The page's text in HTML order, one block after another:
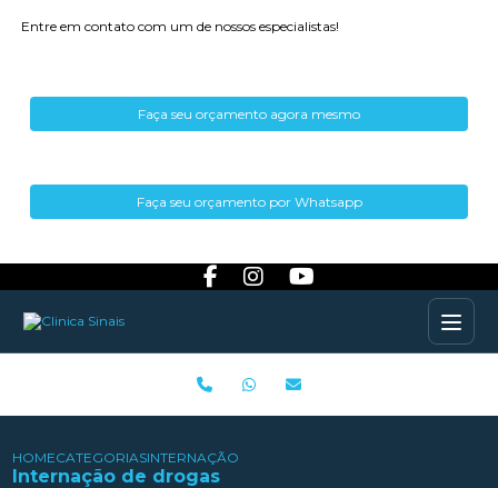
Entre em contato com um de nossos especialistas!
Faça seu orçamento agora mesmo
Faça seu orçamento por Whatsapp
HOMECATEGORIASINTERNAÇÃO DE DROGAS
Internação de drogas